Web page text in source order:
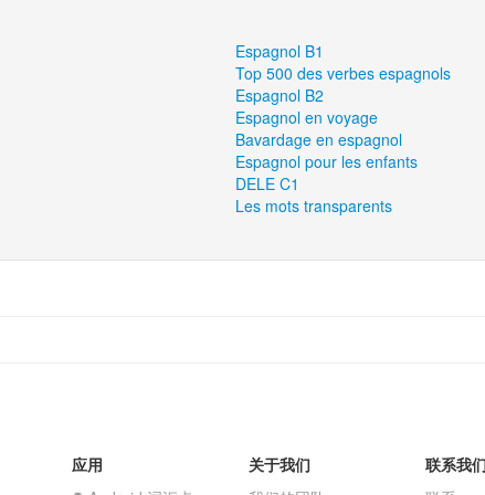
Espagnol B1
Top 500 des verbes espagnols
Espagnol B2
Espagnol en voyage
Bavardage en espagnol
Espagnol pour les enfants
DELE C1
Les mots transparents
应用
关于我们
联系我